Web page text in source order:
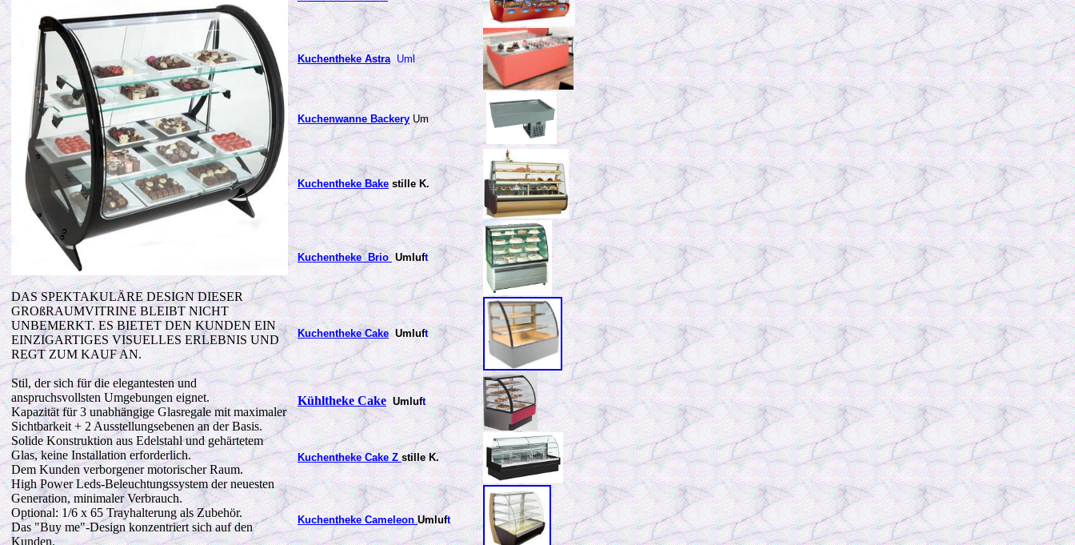
DAS SPEKTAKULÄRE DESIGN DIESER
GROßRAUMVITRINE BLEIBT NICHT
UNBEMERKT. ES BIETET DEN KUNDEN EIN
EINZIGARTIGES VISUELLES ERLEBNIS UND
REGT ZUM KAUF AN.
Stil, der sich für die elegantesten und
anspruchsvollsten Umgebungen eignet.
Kapazität für 3 unabhängige Glasregale mit maximaler
Sichtbarkeit + 2 Ausstellungsebenen an der Basis.
Solide Konstruktion aus Edelstahl und gehärtetem
Glas, keine Installation erforderlich.
Dem Kunden verborgener motorischer Raum.
High Power Leds-Beleuchtungssystem der neuesten
Generation, minimaler Verbrauch.
Optional: 1/6 x 65 Trayhalterung als Zubehör.
Das "Buy me"-Design konzentriert sich auf den
Kunden.
Kuchentheke Astra Uml
Kuchenwanne BackeryUm
Kuchentheke Bake stille K.
Kuchentheke Brio Umluft
Kuchentheke Cake Umluft
Kühltheke Cake Umluft
Kuchentheke Cake Zstille K.
Kuchentheke CameleonUmluft